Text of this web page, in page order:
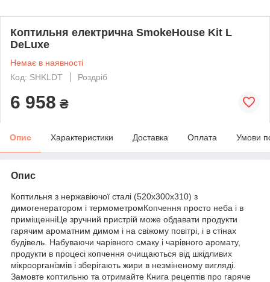
Коптильня електрична SmokeHouse Kit L
DeLuxe
Немає в наявності
Код: SHKLDT
Роздріб
6 958 ₴
Опис Характеристики Доставка Оплата Умови
Опис
Коптильня з нержавіючої сталі (520x300x310) з
димогенератором і термометромКопчення просто неба і в
приміщенніЦе зручний пристрій може обдавати продукти
гарячим ароматним димом і на свіжому повітрі, і в стінах
будівель. Набуваючи чарівного смаку і чарівного аромату,
продукти в процесі копчення очищаються від шкідливих
мікроорганізмів і зберігають жири в незміненому вигляді.
Замовте коптильню та отримайте Книга рецептів про гаряче